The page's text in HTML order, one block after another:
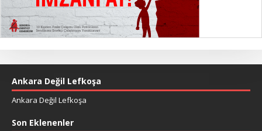
Ankara Değil Lefkoşa
Ankara Değil Lefkoşa
Son Eklenenler